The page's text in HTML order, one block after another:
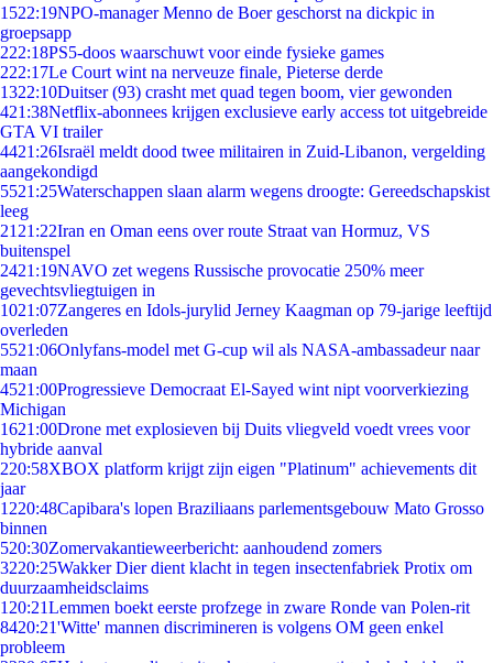
1522:19NPO-manager Menno de Boer geschorst na dickpic in
groepsapp
222:18PS5-doos waarschuwt voor einde fysieke games
222:17Le Court wint na nerveuze finale, Pieterse derde
1322:10Duitser (93) crasht met quad tegen boom, vier gewonden
421:38Netflix-abonnees krijgen exclusieve early access tot uitgebreide
GTA VI trailer
4421:26Israël meldt dood twee militairen in Zuid-Libanon, vergelding
aangekondigd
5521:25Waterschappen slaan alarm wegens droogte: Gereedschapskist
leeg
21 21:22Iran en Oman eens over route Straat van Hormuz, VS
buitenspel
2421:19NAVO zet wegens Russische provocatie 250% meer
gevechtsvliegtuigen in
1021:07Zangeres en Idols-jurylid Jerney Kaagman op 79-jarige leeftijd
overleden
5521:06Onlyfans-model met G-cup wil als NASA-ambassadeur naar
maan
4521:00Progressieve Democraat El-Sayed wint nipt voorverkiezing
Michigan
1621:00Drone met explosieven bij Duits vliegveld voedt vrees voor
hybride aanval
220:58XBOX platform krijgt zijn eigen "Platinum" achievements dit
jaar
1220:48Capibara's lopen Braziliaans parlementsgebouw Mato Grosso
binnen
520:30Zomervakantieweerbericht: aanhoudend zomers
3220:25Wakker Dier dient klacht in tegen insectenfabriek Protix om
duurzaamheidsclaims
1 20:21Lemmen boekt eerste profzege in zware Ronde van Polen-rit
8420:21'Witte' mannen discrimineren is volgens OM geen enkel
probleem